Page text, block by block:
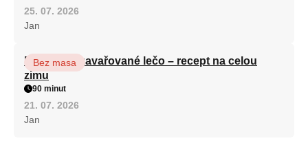
25. 07. 2026
Jan
Babiččino zavařované lečo – recept na celou
zimu
Bez masa
90 minut
21. 07. 2026
Jan